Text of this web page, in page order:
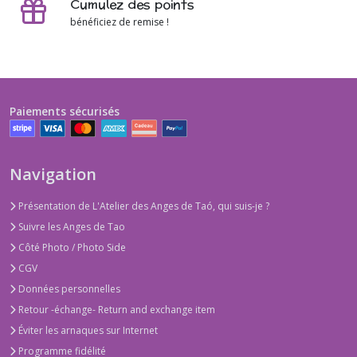
Cumulez des points
bénéficiez de remise !
Paiements sécurisés
Navigation
Présentation de L'Atelier des Anges de Taó, qui suis-je ?
Suivre les Anges de Tao
Côté Photo / Photo Side
CGV
Données personnelles
Retour -échange- Return and exchange item
Éviter les arnaques sur Internet
Programme fidélité